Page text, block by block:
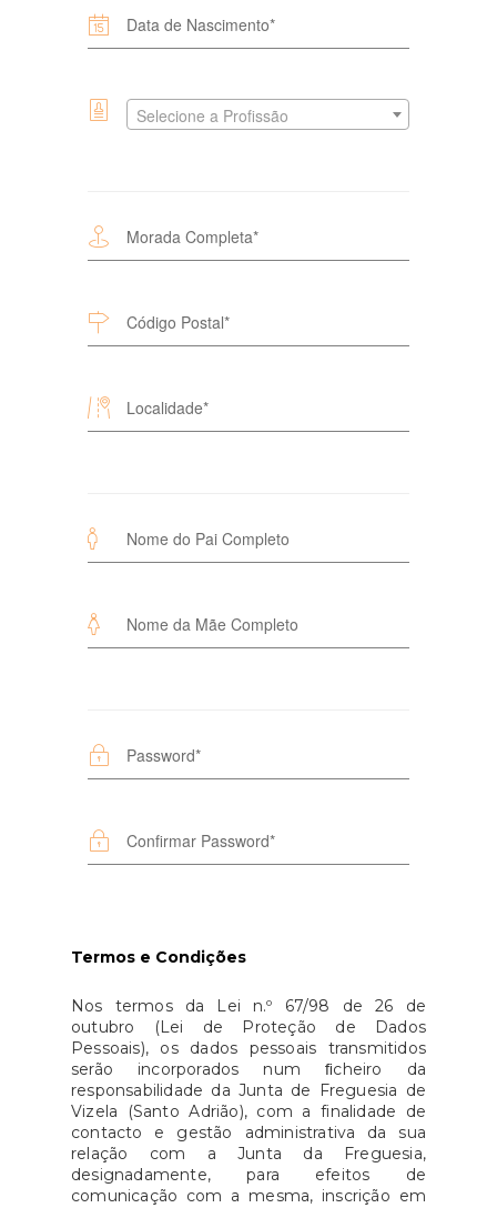
Selecione a Profissão
Termos e Condições
Nos termos da Lei n.º 67/98 de 26 de
outubro (Lei de Proteção de Dados
Pessoais), os dados pessoais transmitidos
serão incorporados num ﬁcheiro da
responsabilidade da Junta de Freguesia de
Vizela (Santo Adrião), com a finalidade de
contacto e gestão administrativa da sua
relação com a Junta da Freguesia,
designadamente, para efeitos de
comunicação com a mesma, inscrição em